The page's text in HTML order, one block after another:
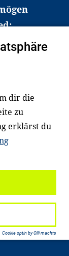
und
Viele
gezielt
wir eng
dir die
zu
erklärst du
Cookie optin by Olli machts